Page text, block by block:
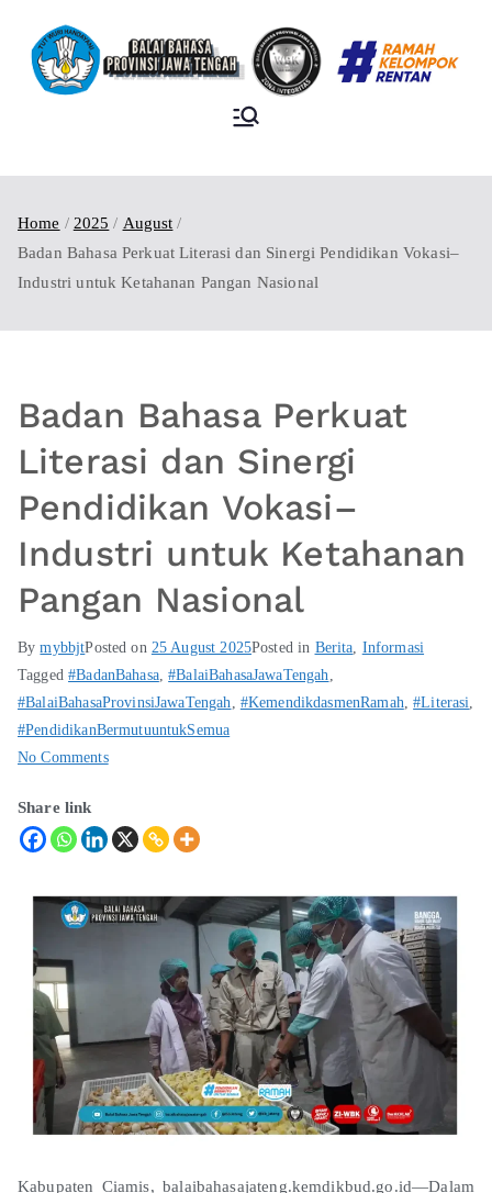
TENGAH
Home 2025
August
Badan Bahasa Perkuat Literasi dan Sinergi Pendidikan Vokasi–
Industri untuk Ketahanan Pangan Nasional
Badan Bahasa Perkuat
Literasi dan Sinergi
Pendidikan Vokasi–
Industri untuk Ketahanan
Pangan Nasional
BymybbjtPosted on 25 August 2025Posted in Berita Informasi
Tagged#BadanBahasa,#BalaiBahasaJawaTengah
#BalaiBahasaProvinsiJawaTengah
#KemendikdasmenRamah ,#Literasi
#PendidikanBermutuuntukSemua
No Comments
Share link
Kabupaten Ciamis, balaibahasajateng.kemdikbud.go.id—Dalam